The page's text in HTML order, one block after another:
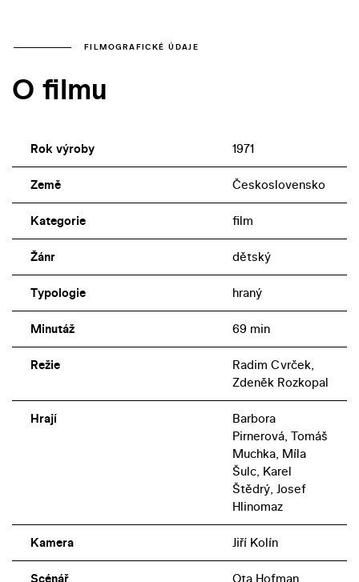
musejí se pokusit v obchodním domě sehnat nové oko.
filmu ujali Josef Hlinomaz (majitel střelnice), Miloslav
FILMOGRAFICKÉ ÚDAJE
O filmu
Rok výroby 1971
Země Československo
Kategorie film
Žánr dětský
Typologie hraný
Minutáž 69 min
Režie
Radim Cvrček,
Zdeněk Rozkopal
Hrají
Barbora
Pirnerová, Tomáš
Muchka, Míla
Šulc, Karel
Štědrý, Josef
Hlinomaz
Kamera Jiří Kolín